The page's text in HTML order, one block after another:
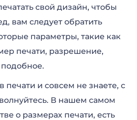
Карточек
и Книг
свой дизайн, чтобы
вам следует обратить
параметры, такие как
печати, разрешение,
подобное.
печати и совсем не знаете, с
В нашем самом
о размерах печати, есть